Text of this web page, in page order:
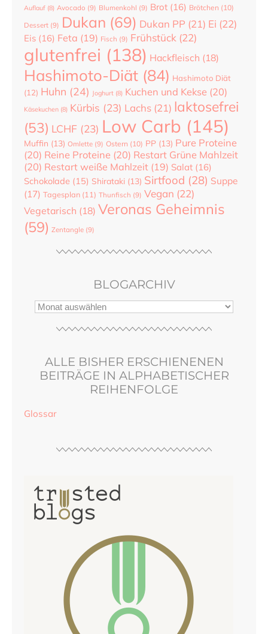
Auflauf (8) Avocado (9) Blumenkohl (9) Brot (16) Brötchen (10)
Dessert (9) Dukan (69) Dukan PP (21) Ei (22)
Eis (16) Feta (19) Fisch (9) Frühstück (22)
glutenfrei (138) Hackfleisch (18)
Hashimoto-Diät (84) Hashimoto Diät
(12) Huhn (24) Joghurt (8) Kuchen und Kekse (20)
Käsekuchen (8) Kürbis (23) Lachs (21) laktosefrei
(53) LCHF (23) Low Carb (145)
Muffin (13) Omlette (9) Ostern (10) PP (13) Pure Proteine
(20) Reine Proteine (20) Restart Grüne Mahlzeit
(20) Restart weiße Mahlzeit (19) Salat (16)
Schokolade (15) Shirataki (13) Sirtfood (28) Suppe
(17) Tagesplan (11) Thunfisch (9) Vegan (22)
Vegetarisch (18) Veronas Geheimnis
(59) Zentangle (9)
BLOGARCHIV
ALLE BISHER ERSCHIENENEN
BEITRÄGE IN ALPHABETISCHER
REIHENFOLGE
Glossar